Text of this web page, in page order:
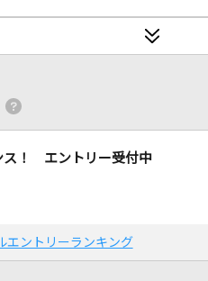
ス！ エントリー受付中
エントリーランキング